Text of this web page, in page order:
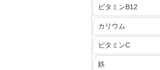
ビタミンB12
カリウム
ビタミンC
鉄